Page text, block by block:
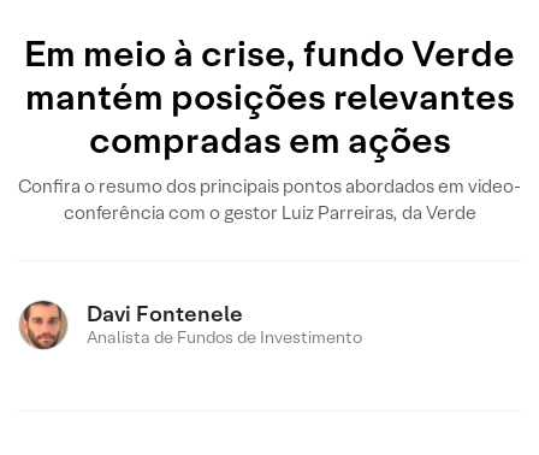
Em meio à crise, fundo Verde
mantém posições relevantes
compradas em ações
Confira o resumo dos principais pontos abordados em video-
conferência com o gestor Luiz Parreiras, da Verde
Davi Fontenele
Analista de Fundos de Investimento